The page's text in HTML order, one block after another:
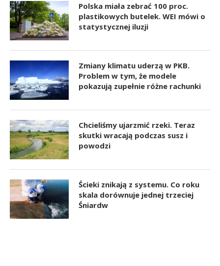
Polska miała zebrać 100 proc.
plastikowych butelek. WEI mówi o
statystycznej iluzji
Zmiany klimatu uderzą w PKB.
Problem w tym, że modele
pokazują zupełnie różne rachunki
Chcieliśmy ujarzmić rzeki. Teraz
skutki wracają podczas susz i
powodzi
Ścieki znikają z systemu. Co roku
skala dorównuje jednej trzeciej
Śniardw